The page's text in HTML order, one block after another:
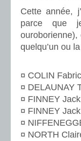
Cette année,
parce que
quelqu’un ou
¤ COLIN
¤ DELAUNAY
¤ FINNEY
¤ FINNEY
¤
¤ NORTH